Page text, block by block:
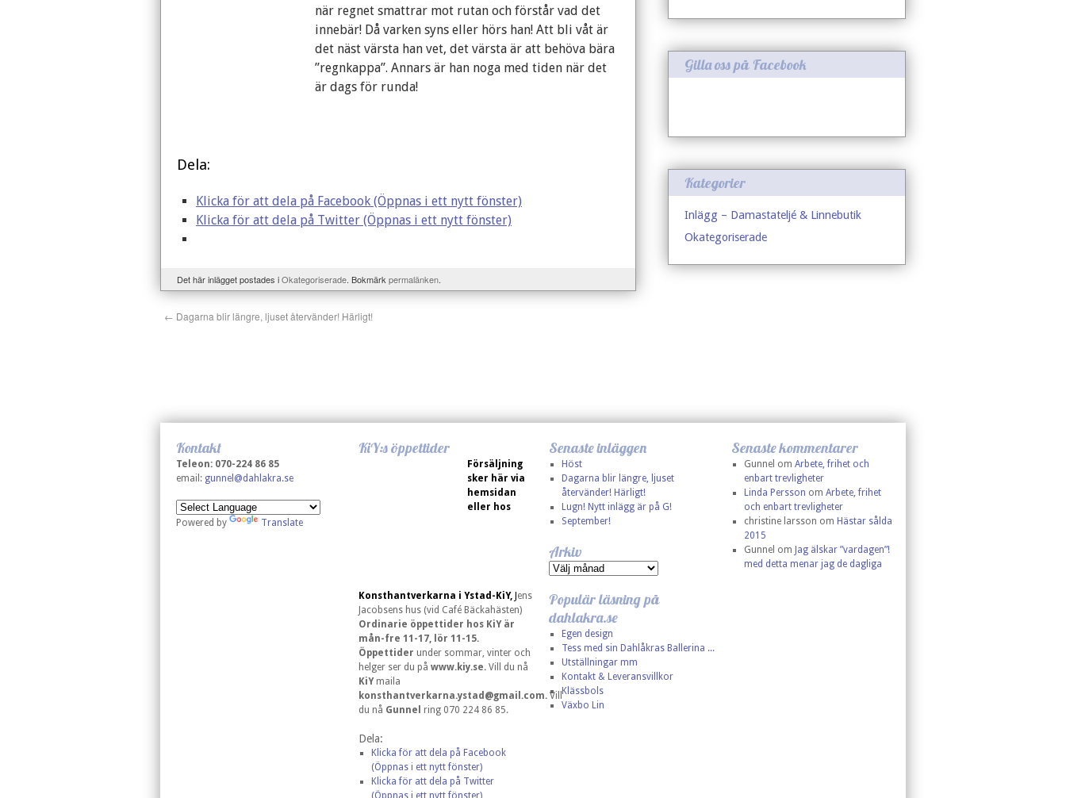
när regnet smattrar mot rutan och förstår vad det
innebär! Då varken syns eller hörs han! Att bli våt är
det näst värsta han vet, det värsta är att behöva bära
”regnkappa”. Annars är han noga med tiden när det
är dags för runda!
Dela:
Klicka för att dela på Facebook (Öppnas i ett nytt fönster)
Klicka för att dela på Twitter (Öppnas i ett nytt fönster)
Det här inlägget postades iOkategoriserade. Bokmärk permalänken.
← Dagarna blir längre, ljuset återvänder! Härligt!
Gilla oss på Facebook
Kategorier
Inlägg – Damastateljé & Linnebutik
Okategoriserade
Kontakt
Teleon: 070-224 86 85
email: gunnel@dahlakra.se
Powered by Translate
KiY:s öppettider
Försäljning
sker här via
hemsidan
eller hos
Konsthantverkarna i Ystad-KiY, ens
Jacobsens hus (vid Café Bäckahästen)
Ordinarie öppettider hos KiY är
mån-fre 11-17, lör 11-15.
Öppettider under sommar, vinter och
helger ser du på www.kiy.se. Vill du nå
KiYmaila
konsthantverkarna.ystad@gmail.com. Vill
du nå Gunnel ring 070 224 86 85.
Dela:
Klicka för att dela på Facebook
(Öppnas i ett nytt fönster)
Klicka för att dela på Twitter
(Öppnas i ett nytt fönster)
Senaste inläggen
Höst
Dagarna blir längre, ljuset
återvänder! Härligt!
Lugn! Nytt inlägg är på G!
September!
Arkiv
Populär läsning på
dahlakra.se
Egen design
Tess med sin Dahlåkras Ballerina ...
Utställningar mm
Kontakt & Leveransvillkor
Klässbols
Växbo Lin
Senaste kommentarer
Gunnel om Arbete, frihet och
enbart trevligheter
Linda Persson om Arbete, frihet
och enbart trevligheter
christine larsson om Hästar sålda
2015
Gunnel om Jag älskar ”vardagen”!
med detta menar jag de dagliga